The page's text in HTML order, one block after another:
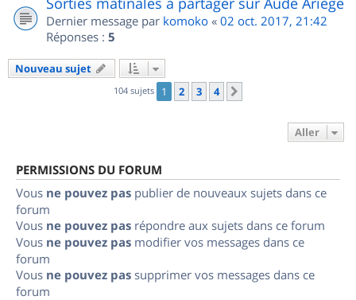
Dernier message par komoko « 02 oct. 2017, 21:42
Réponses : 5
Nouveau sujet
104 sujets 1 2 3 4
Aller
PERMISSIONS DU FORUM
Vous ne pouvez pas publier de nouveaux sujets dans ce
forum
Vous ne pouvez pas répondre aux sujets dans ce forum
Vous ne pouvez pas modifier vos messages dans ce
forum
Vous ne pouvez pas supprimer vos messages dans ce
forum